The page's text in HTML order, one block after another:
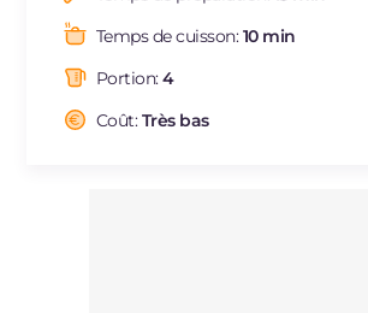
NL
Temps de cuisson:10 min
Portion:4
Coût:Très bas